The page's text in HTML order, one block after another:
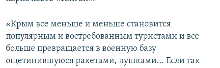
«Крым все меньше и меньше становится
популярным и востребованным туристами и все
больше превращается в военную базу
ощетинившуюся ракетами, пушками... Если так